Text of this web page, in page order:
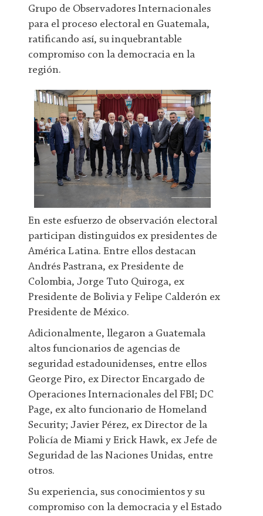
Grupo de Observadores Internacionales
para el proceso electoral en Guatemala,
ratificando así, su inquebrantable
compromiso con la democracia en la
región.
En este esfuerzo de observación electoral
participan distinguidos ex presidentes de
América Latina. Entre ellos destacan
Andrés Pastrana, ex Presidente de
Colombia, Jorge Tuto Quiroga, ex
Presidente de Bolivia y Felipe Calderón ex
Presidente de México.
Adicionalmente, llegaron a Guatemala
altos funcionarios de agencias de
seguridad estadounidenses, entre ellos
George Piro, ex Director Encargado de
Operaciones Internacionales del FBI; DC
Page, ex alto funcionario de Homeland
Security; Javier Pérez, ex Director de la
Policía de Miami y Erick Hawk, ex Jefe de
Seguridad de las Naciones Unidas, entre
otros.
Su experiencia, sus conocimientos y su
compromiso con la democracia y el Estado